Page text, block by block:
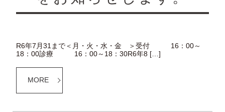
R6年7月31まで＜月・火・水・金 ＞受付 16：00～
18：00診療 16：00～18：30R6年8 […]
MORE